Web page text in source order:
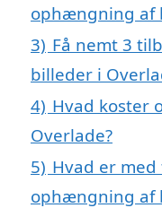
ophængning af
3) Få nemt 3
billeder i
4) Hvad koster
Overlade?
5) Hvad er
ophængning af